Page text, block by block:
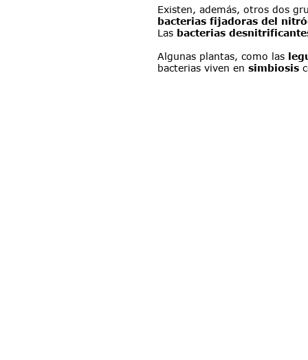
Existen, además, otros dos
bacterias fijadoras del
Las bacterias
Algunas plantas, como las
bacterias viven en simbiosis